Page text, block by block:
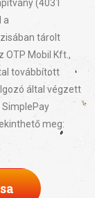
(4031
a
tárolt
OTP Mobil Kft.,
továbbított
által végzett
meg: